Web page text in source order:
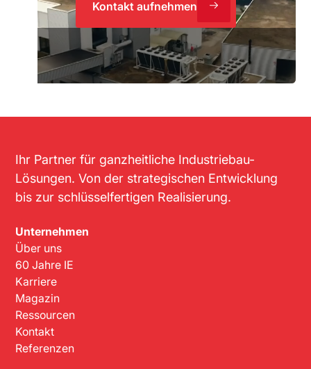
Kontakt aufnehmen
Ihr Partner für ganzheitliche Industriebau-
Lösungen. Von der strategischen Entwicklung
bis zur schlüsselfertigen Realisierung.
Unternehmen
Über uns
60 Jahre IE
Karriere
Magazin
Ressourcen
Kontakt
Referenzen